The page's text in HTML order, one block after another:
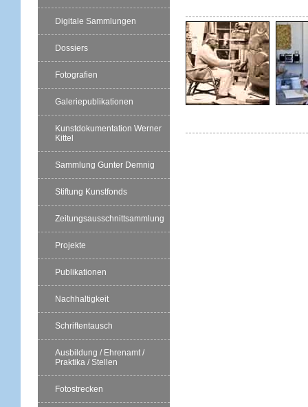
Digitale Sammlungen
Dossiers
Fotografien
Galeriepublikationen
Kunstdokumentation Werner
Kittel
Sammlung Gunter Demnig
Stiftung Kunstfonds
Zeitungsausschnittsammlung
Projekte
Publikationen
Nachhaltigkeit
Schriftentausch
Ausbildung / Ehrenamt /
Praktika / Stellen
Fotostrecken